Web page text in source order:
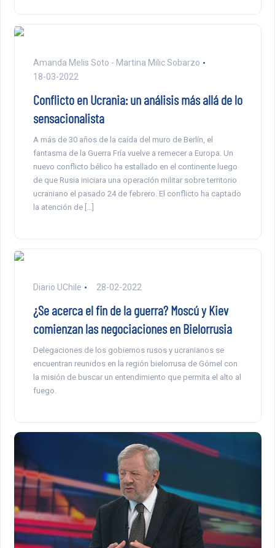
Amanda Melis Soto - Martina Milic Sobarzo
18-03-2022
Conflicto en Ucrania: un análisis más allá de lo
sensacionalista
A más de 30 años de la caída del muro de Berlín, el
fantasma de la Guerra Fría vuelve a remecer a Europa. Un
nuevo conflicto bélico ha estallado en el continente luego
de que Rusia iniciara una operación militar sobre territorio
ucraniano el pasado 24 de febrero. El conflicto ha captado
la atención de […]
Diario UChile 28-02-2022
¿Se acerca el fin de la guerra? Moscú y Kiev
comienzan las negociaciones en Bielorrusia
Delegaciones de los gobiernos rusos y ucranianos se
encuentran reunidos en la región bielorrusa de Gómel con
la misión de buscar un entendimiento que permita el alto al
fuego.